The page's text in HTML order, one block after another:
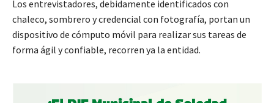
Los entrevistadores, debidamente identificados con
chaleco, sombrero y credencial con fotografía, portan un
dispositivo de cómputo móvil para realizar sus tareas de
forma ágil y confiable, recorren ya la entidad.